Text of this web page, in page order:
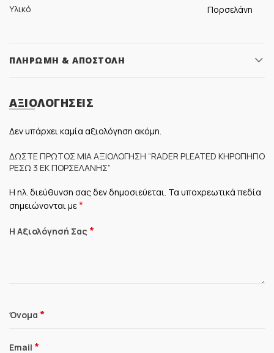
Υλικό Πορσελάνη
ΠΛΗΡΩΜΉ & ΑΠΟΣΤΟΛΉ
ΑΞΙΟΛΟΓΉΣΕΙΣ
Δεν υπάρχει καμία αξιολόγηση ακόμη.
ΔΏΣΤΕ ΠΡΏΤΟΣ ΜΊΑ ΑΞΙΟΛΌΓΗΣΗ “RADER PLEATED ΚΗΡΟΠΉΓΙΟ
ΡΕΣΏ 3 ΕΚ ΠΟΡΣΕΛΆΝΗΣ”
Η ηλ. διεύθυνση σας δεν δημοσιεύεται. Τα υποχρεωτικά πεδία
σημειώνονται με*
Η Αξιολόγησή Σας *
Όνομα *
Email *